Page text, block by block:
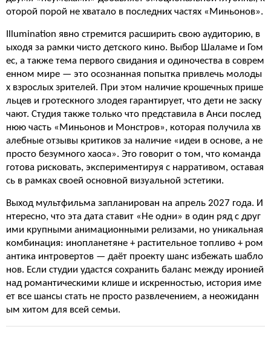
оторой порой не хватало в последних частях «Миньонов».
Illumination явно стремится расширить свою аудиторию, в
ыходя за рамки чисто детского кино. Выбор Шаламе и Гом
ес, а также тема первого свидания и одиночества в соврем
енном мире — это осознанная попытка привлечь молоды
х взрослых зрителей. При этом наличие крошечных прише
льцев и гротескного злодея гарантирует, что дети не заску
чают. Студия также только что представила в Анси послед
нюю часть «Миньонов и Монстров», которая получила хв
алебные отзывы критиков за наличие «идеи в основе, а не
просто безумного хаоса». Это говорит о том, что команда
готова рисковать, экспериментируя с нарративом, оставая
сь в рамках своей основной визуальной эстетики.
Выход мультфильма запланирован на апрель 2027 года. И
нтересно, что эта дата ставит «Не одни» в один ряд с друг
ими крупными анимационными релизами, но уникальная
комбинация: инопланетяне + растительное топливо + ром
антика интровертов — даёт проекту шанс избежать шабло
нов. Если студии удастся сохранить баланс между иронией
над романтическими клише и искренностью, история име
ет все шансы стать не просто развлечением, а неожиданн
ым хитом для всей семьи.